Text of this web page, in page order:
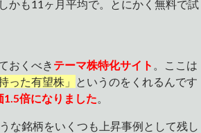
かも11ヶ月平均で。とにかく無料で試
おくべき テーマ株特化サイト 。ここは
った有望株」 というのをくれるんです
倍になりました。
な銘柄をいくつも上昇事例として残し